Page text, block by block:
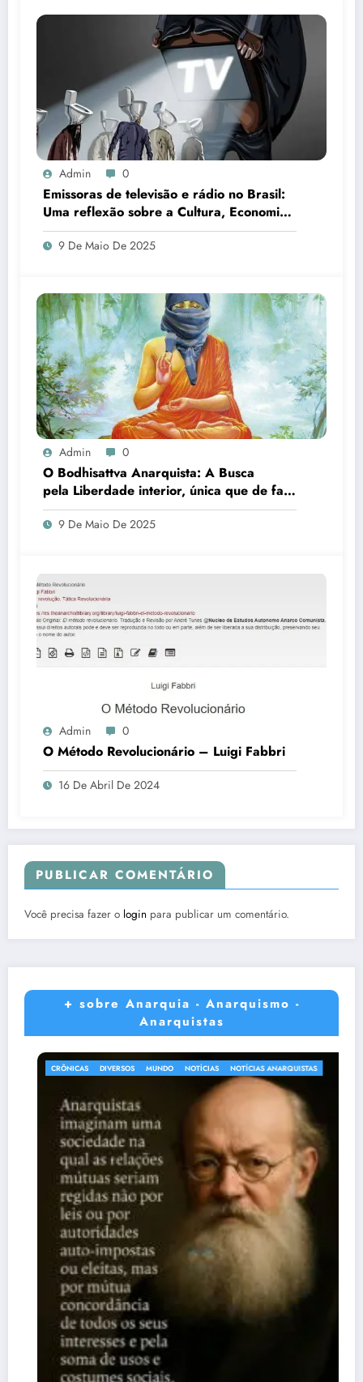
Admin 0
Emissoras de televisão e rádio no Brasil:
Uma reflexão sobre a Cultura, Economia
e o Capitalismo
9 De Maio De 2025
Admin 0
O Bodhisattva Anarquista: A Busca
pela Liberdade interior, única que de fato
liberta
9 De Maio De 2025
Admin 0
O Método Revolucionário – Luigi Fabbri
16 De Abril De 2024
PUBLICAR COMENTÁRIO
Você precisa fazer o login para publicar um comentário.
+ sobre Anarquia - Anarquismo -
Anarquistas
CRÔNICAS DIVERSOS MUNDO NOTÍCIAS NOTÍCIAS ANARQUISTAS